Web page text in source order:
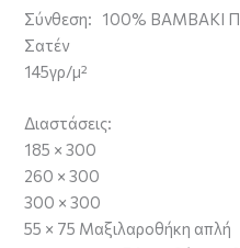
Σύνθεση: 100% ΒΑΜΒΆΚΙ
Σατέν
145γρ/μ²
Διαστάσεις:
185 × 300
260 × 300
300 × 300
55 × 75 Μαξιλαροθήκη απλή